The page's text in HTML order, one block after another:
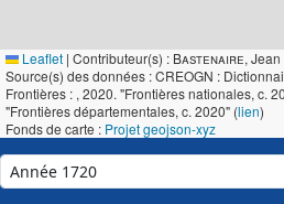
Leaflet | Contributeur(s) : Bastenaire, Jean
Source(s) des données : CREOGN :
Frontières : , 2020. "Frontières nationales, c.
"Frontières départementales, c. 2020" (lien)
Fonds de carte : Projet geojson-xyz